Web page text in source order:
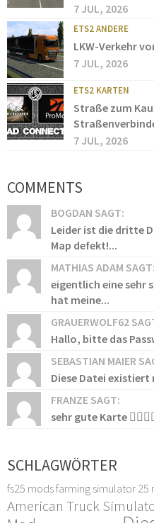
7 JUL, 2026
ETS2 ANDERE
LKW-Verkehr
7 JUL, 2026
ETS2 KARTEN
Straße zum
7 JUL, 2026
COMMENTS
BOGDAN SAGT:
Leider ist die dritte
Map defekt!...
MATHIAS ADAM SAGT:
eigentlich eine sehr
hat meine...
GRAUERWOLF62
Hallo, bitte das
SEBASTIAN MAIER
Diese Datei existiert
FRANZE SAGT:
sehr gute Karte
SCHLAGWÖRTER
fs25 modsfarming simulator 25
American Truck